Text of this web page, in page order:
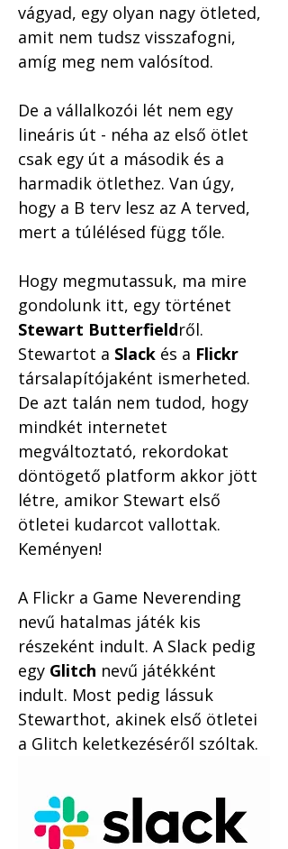
vágyad, egy olyan nagy ötleted,
amit nem tudsz visszafogni,
amíg meg nem valósítod.
De a vállalkozói lét nem egy
lineáris út - néha az első ötlet
csak egy út a második és a
harmadik ötlethez. Van úgy,
hogy a B terv lesz az A terved,
mert a túlélésed függ tőle.
Hogy megmutassuk, ma mire
gondolunk itt, egy történet
Stewart Butterfieldről.
Stewartot a Slack és a Flickr
társalapítójaként ismerheted.
De azt talán nem tudod, hogy
mindkét internetet
megváltoztató, rekordokat
döntögető platform akkor jött
létre, amikor Stewart első
ötletei kudarcot vallottak.
Keményen!
A Flickr a Game Neverending
nevű hatalmas játék kis
részeként indult. A Slack pedig
egy Glitch nevű játékként
indult. Most pedig lássuk
Stewarthot, akinek első ötletei
a Glitch keletkezéséről szóltak.